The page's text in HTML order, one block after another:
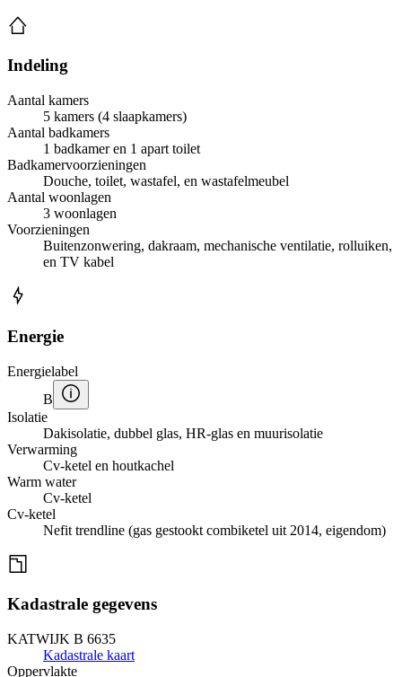
Indeling
Aantal kamers
5 kamers (4 slaapkamers)
Aantal badkamers
1 badkamer en 1 apart toilet
Badkamervoorzieningen
Douche, toilet, wastafel, en wastafelmeubel
Aantal woonlagen
3 woonlagen
Voorzieningen
Buitenzonwering, dakraam, mechanische ventilatie, rolluiken,
en TV kabel
Energie
Energielabel
B
Isolatie
Dakisolatie, dubbel glas, HR-glas en muurisolatie
Verwarming
Cv-ketel en houtkachel
Warm water
Cv-ketel
Cv-ketel
Nefit trendline (gas gestookt combiketel uit 2014, eigendom)
Kadastrale gegevens
KATWIJK B 6635
Kadastrale kaart
Oppervlakte